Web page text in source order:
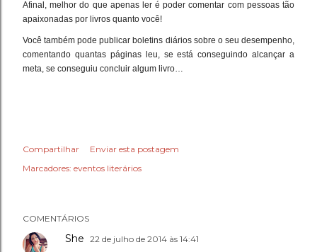
Afinal, melhor do que apenas ler é poder comentar com pessoas tão
apaixonadas por livros quanto você!
Você também pode publicar boletins diários sobre o seu desempenho,
comentando quantas páginas leu, se está conseguindo alcançar a
meta, se conseguiu concluir algum livro…
Compartilhar
Enviar esta postagem
Marcadores: eventos literários
COMENTÁRIOS
She 22 de julho de 2014 às 14:41